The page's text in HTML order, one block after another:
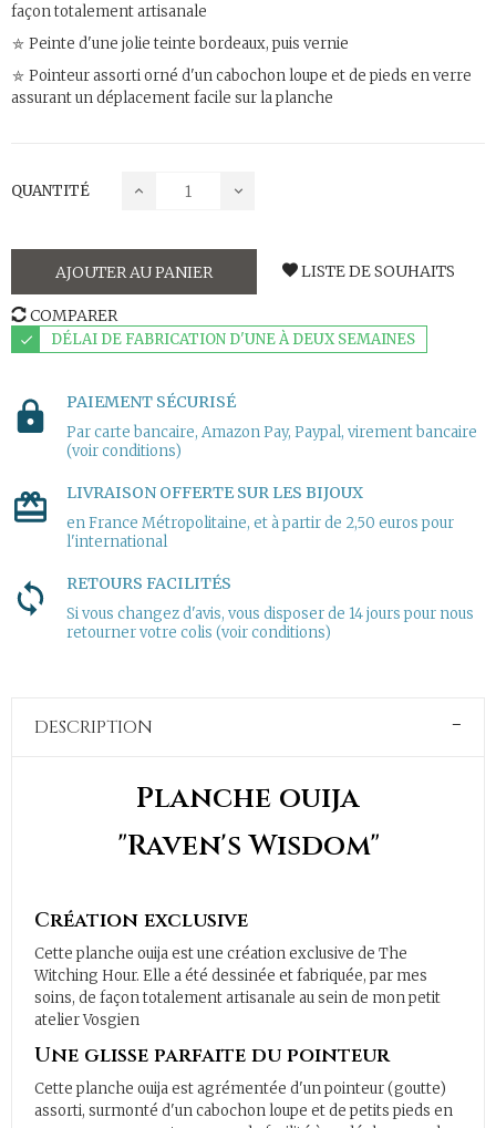
façon totalement artisanale
⛤ Peinte d'une jolie teinte bordeaux, puis vernie
⛤ Pointeur assorti orné d'un cabochon loupe et de pieds en verre
assurant un déplacement facile sur la planche
QUANTITÉ
AJOUTER AU PANIER LISTE DE SOUHAITS
COMPARER
DÉLAI DE FABRICATION D'UNE À DEUX SEMAINES
PAIEMENT SÉCURISÉ
Par carte bancaire, Amazon Pay, Paypal, virement bancaire
(voir conditions)
LIVRAISON OFFERTE SUR LES BIJOUX
en France Métropolitaine, et à partir de 2,50 euros pour
l'international
RETOURS FACILITÉS
Si vous changez d'avis, vous disposer de 14 jours pour nous
retourner votre colis (voir conditions)
DESCRIPTION
Planche ouija
"Raven's Wisdom"
Création exclusive
Cette planche ouija est une création exclusive de The
Witching Hour. Elle a été dessinée et fabriquée, par mes
soins, de façon totalement artisanale au sein de mon petit
atelier Vosgien
Une glisse parfaite du pointeur
Cette planche ouija est agrémentée d'un pointeur (goutte)
assorti, surmonté d'un cabochon loupe et de petits pieds en